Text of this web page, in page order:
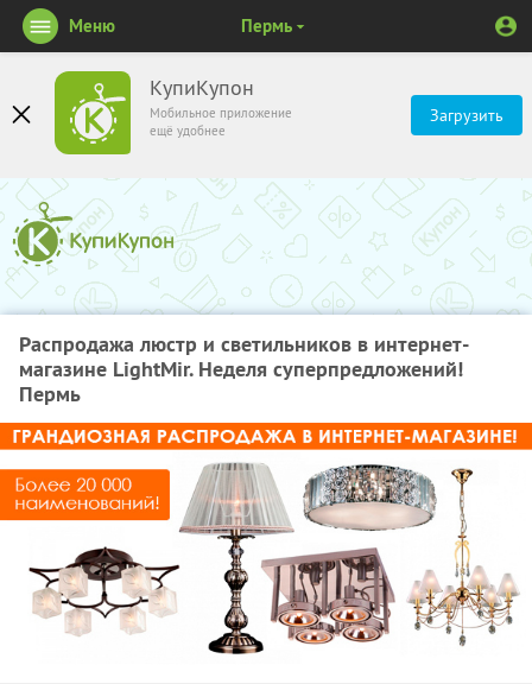
КупиКупон
Мобильное приложение
ещё удобнее
Загрузить
Меню Пермь
Распродажа люстр и светильников в интернет-
магазине LightMir. Неделя суперпредложений!
Пермь